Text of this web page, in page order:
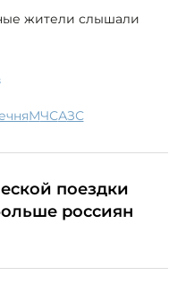
жители слышали
МЧС АЗС
поездки
россиян